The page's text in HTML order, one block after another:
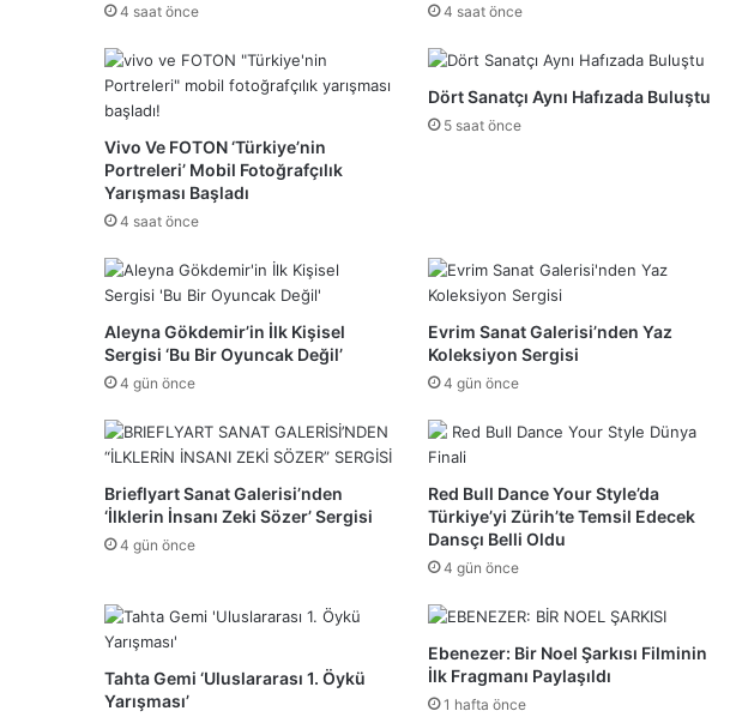
4 saat önce 4 saat önce
Vivo Ve FOTON ‘Türkiye’nin
Portreleri’ Mobil Fotoğrafçılık
Yarışması Başladı
4 saat önce
Dört Sanatçı Aynı Hafızada Buluştu
5 saat önce
Aleyna Gökdemir’in İlk Kişisel
Sergisi ‘Bu Bir Oyuncak Değil’
4 gün önce
Evrim Sanat Galerisi’nden Yaz
Koleksiyon Sergisi
4 gün önce
Brieflyart Sanat Galerisi’nden
‘İlklerin İnsanı Zeki Sözer’ Sergisi
4 gün önce
Red Bull Dance Your Style’da
Türkiye’yi Zürih’te Temsil Edecek
Dansçı Belli Oldu
4 gün önce
Tahta Gemi ‘Uluslararası 1. Öykü
Yarışması’
Ebenezer: Bir Noel Şarkısı Filminin
İlk Fragmanı Paylaşıldı
1 hafta önce